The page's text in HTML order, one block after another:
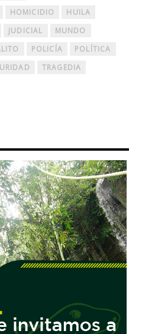
HOMICIDIO
HUILA
JUDICIAL
MUNDO
POLICÍA
POLÍTICA
TRAGEDIA